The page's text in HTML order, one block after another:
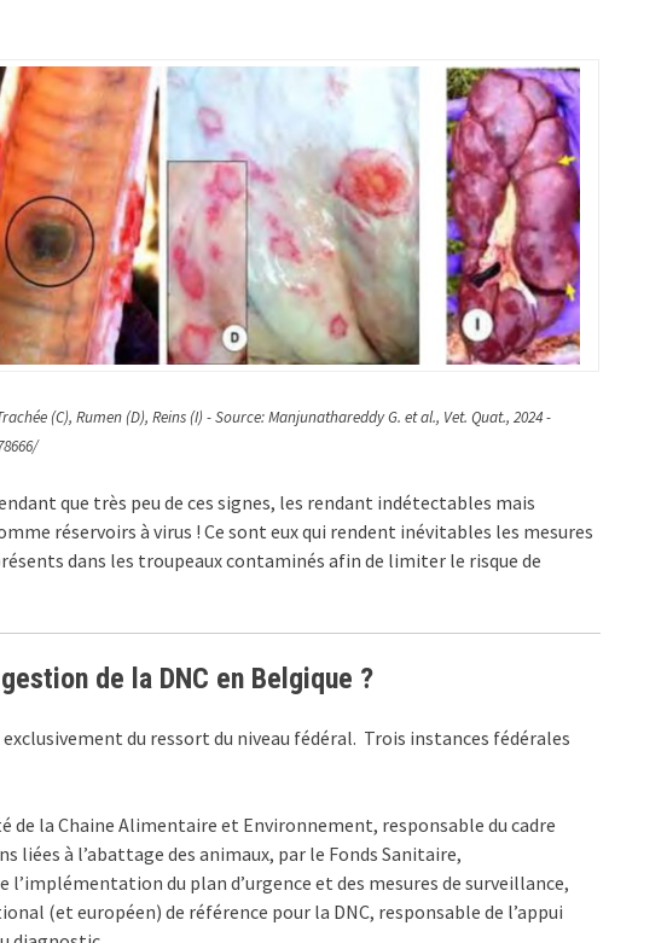
(C), Rumen (D), Reins (I) - Source: Manjunathareddy G. et al., Vet. Quat., 2024 -
que très peu de ces signes, les rendant indétectables mais
réservoirs à virus ! Ce sont eux qui rendent inévitables les mesures
dans les troupeaux contaminés afin de limiter le risque de
de la DNC en Belgique ?
du ressort du niveau fédéral. Trois instances fédérales
de la Chaine Alimentaire et Environnement, responsable du cadre
liées à l’abattage des animaux, par le Fonds Sanitaire,
l’implémentation du plan d’urgence et des mesures de surveillance,
(et européen) de référence pour la DNC, responsable de l’appui